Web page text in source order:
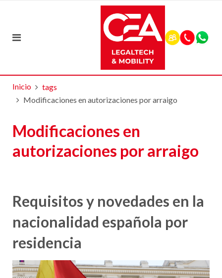
Inicio
tags
Modificaciones en autorizaciones por arraigo
Modificaciones en
autorizaciones por arraigo
Requisitos y novedades en la
nacionalidad española por
residencia